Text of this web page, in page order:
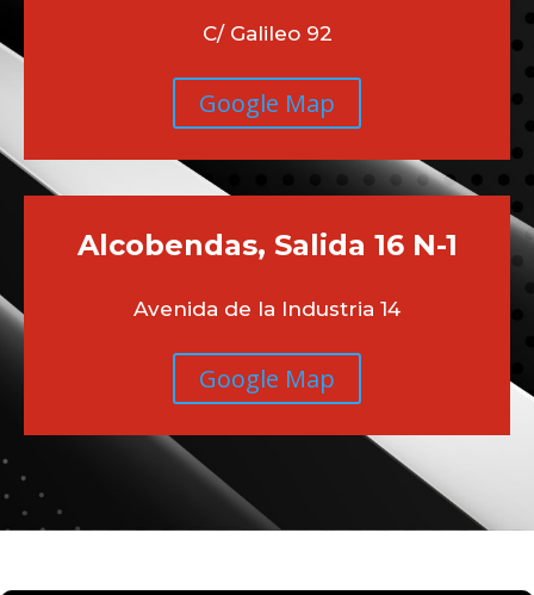
C/ Galileo 92
Google Map
Alcobendas, Salida 16 N-1
Avenida de la Industria 14
Google Map